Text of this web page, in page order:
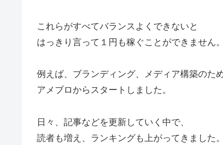
これらがすべてバランスよくできないと
はっきり言って１円も稼ぐことができません。
例えば、ブランディング、メディア構築のた
アメブロからスタートしました。
日々、記事などを更新していく中で、
読者も増え、ランキングも上がってきました。